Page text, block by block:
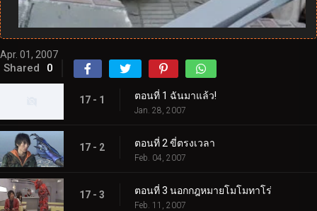
Apr. 01, 2007
Shared 0
17 - 1 ตอนที่ 1 ฉันมาแล้ว!
Jan. 28, 2007
17 - 2 ตอนที่ 2 ขี่ตรงเวลา
Feb. 04, 2007
17 - 3 ตอนที่ 3 นอกกฎหมายโมโมทาโร่
Feb. 11, 2007